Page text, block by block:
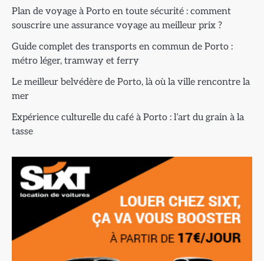
Plan de voyage à Porto en toute sécurité : comment
souscrire une assurance voyage au meilleur prix ?
Guide complet des transports en commun de Porto :
métro léger, tramway et ferry
Le meilleur belvédère de Porto, là où la ville rencontre la
mer
Expérience culturelle du café à Porto : l’art du grain à la
tasse